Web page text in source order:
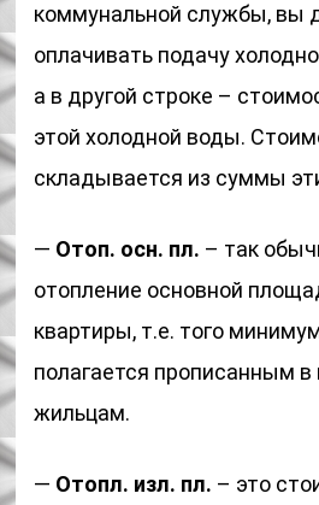
коммунальной службы, вы
оплачивать подачу
а в другой строке –
этой холодной воды.
складывается из суммы
— Отоп. осн. пл. – так
отопление основной
квартиры, т.е. того
полагается прописанным в
жильцам.
— Отопл. изл. пл. – это